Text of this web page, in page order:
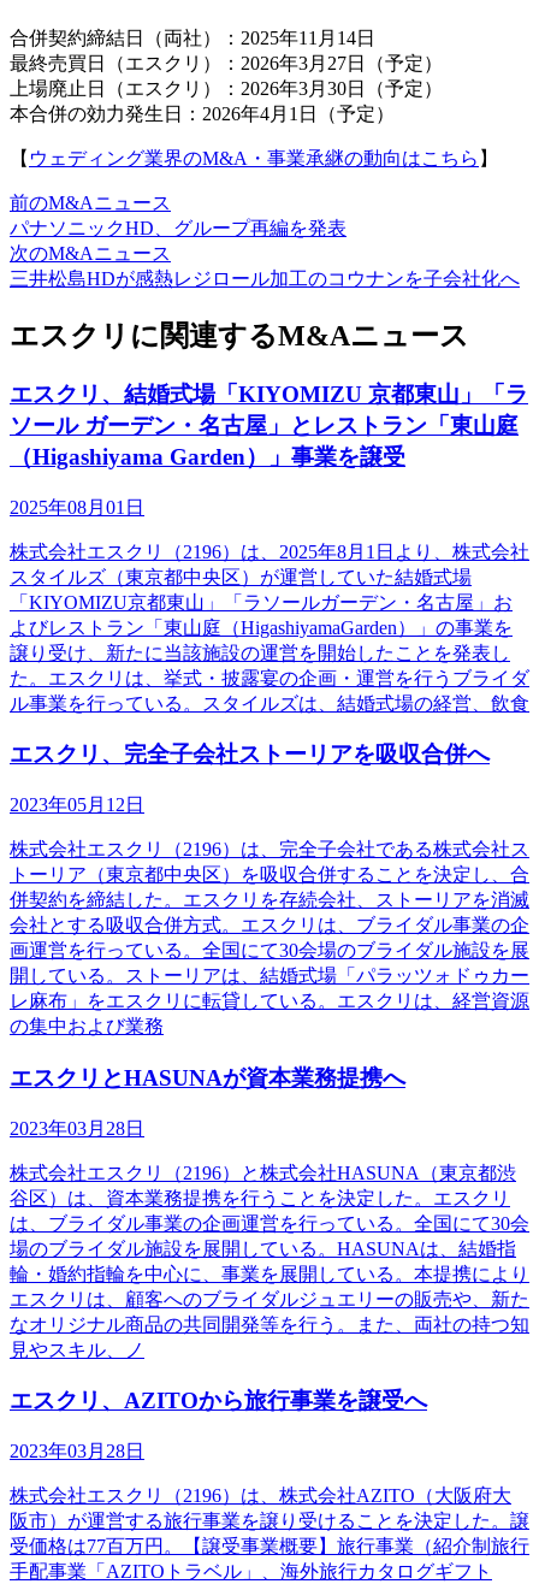
合併契約締結日（両社）：2025年11月14日
最終売買日（エスクリ）：2026年3月27日（予定）
上場廃止日（エスクリ）：2026年3月30日（予定）
本合併の効力発生日：2026年4月1日（予定）
【 ウェディング業界のM&A・事業承継の動向はこちら 】
前のM&Aニュース
パナソニックHD、グループ再編を発表
次のM&Aニュース
三井松島HDが感熱レジロール加工のコウナンを子会社化へ
エスクリに関連するM&Aニュース
エスクリ、結婚式場「KIYOMIZU 京都東山」「ラ
ソール ガーデン・名古屋」とレストラン「東山庭
（Higashiyama Garden）」事業を譲受
2025年08月01日
株式会社エスクリ（2196）は、2025年8月1日より、株式会社
スタイルズ（東京都中央区）が運営していた結婚式場
「KIYOMIZU京都東山」「ラソールガーデン・名古屋」お
よびレストラン「東山庭（HigashiyamaGarden）」の事業を
譲り受け、新たに当該施設の運営を開始したことを発表し
た。エスクリは、挙式・披露宴の企画・運営を行うブライダ
ル事業を行っている。スタイルズは、結婚式場の経営、飲食
エスクリ、完全子会社ストーリアを吸収合併へ
2023年05月12日
株式会社エスクリ（2196）は、完全子会社である株式会社ス
トーリア（東京都中央区）を吸収合併することを決定し、合
併契約を締結した。エスクリを存続会社、ストーリアを消滅
会社とする吸収合併方式。エスクリは、ブライダル事業の企
画運営を行っている。全国にて30会場のブライダル施設を展
開している。ストーリアは、結婚式場「パラッツォドゥカー
レ麻布」をエスクリに転貸している。エスクリは、経営資源
の集中および業務
エスクリとHASUNAが資本業務提携へ
2023年03月28日
株式会社エスクリ（2196）と株式会社HASUNA（東京都渋
谷区）は、資本業務提携を行うことを決定した。エスクリ
は、ブライダル事業の企画運営を行っている。全国にて30会
場のブライダル施設を展開している。HASUNAは、結婚指
輪・婚約指輪を中心に、事業を展開している。本提携により
エスクリは、顧客へのブライダルジュエリーの販売や、新た
なオリジナル商品の共同開発等を行う。また、両社の持つ知
見やスキル、ノ
エスクリ、AZITOから旅行事業を譲受へ
2023年03月28日
株式会社エスクリ（2196）は、株式会社AZITO（大阪府大
阪市）が運営する旅行事業を譲り受けることを決定した。譲
受価格は77百万円。【譲受事業概要】旅行事業（紹介制旅行
手配事業「AZITOトラベル」、海外旅行カタログギフト